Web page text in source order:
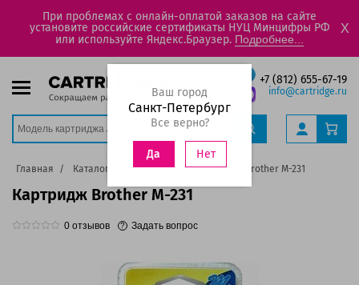
При проблемах с онлайн-оплатой заказов на сайте
установите российские сертификаты НУЦ Минцифры РФ
или используйте Яндекс.Браузер. Подробнее...
X
+7 (812) 655-67-19
info@cartridge.ru
Ваш город
Санкт-Петербург
Все верно?
Да Нет
Главная Каталог Картриджи Картридж Brother M-231
Картридж Brother M-231
0 отзывов Задать вопрос